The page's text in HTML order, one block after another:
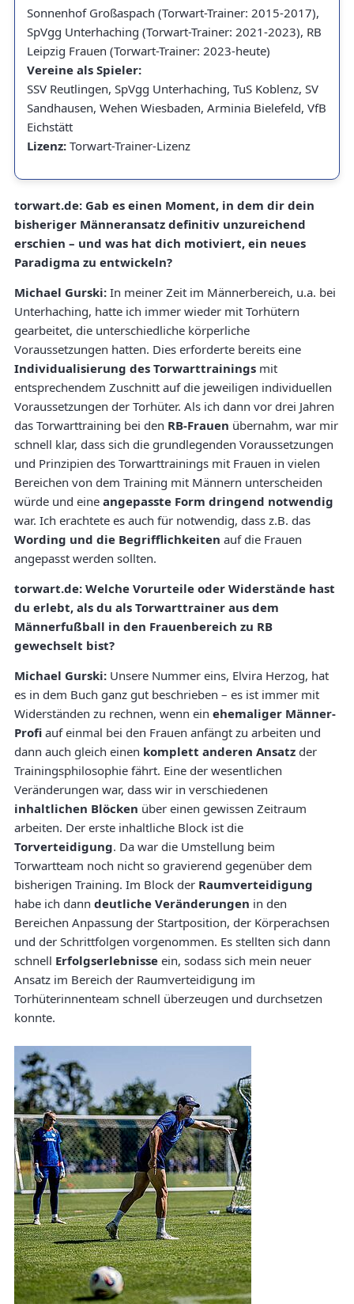
Sonnenhof Großaspach (Torwart-Trainer: 2015-2017),
SpVgg Unterhaching (Torwart-Trainer: 2021-2023), RB
Leipzig Frauen (Torwart-Trainer: 2023-heute)
Vereine als Spieler:
SSV Reutlingen, SpVgg Unterhaching, TuS Koblenz, SV
Sandhausen, Wehen Wiesbaden, Arminia Bielefeld, VfB
Eichstätt
Lizenz: Torwart-Trainer-Lizenz
torwart.de: Gab es einen Moment, in dem dir dein
bisheriger Männeransatz definitiv unzureichend
erschien – und was hat dich motiviert, ein neues
Paradigma zu entwickeln?
Michael Gurski: In meiner Zeit im Männerbereich, u.a. bei
Unterhaching, hatte ich immer wieder mit Torhütern
gearbeitet, die unterschiedliche körperliche
Voraussetzungen hatten. Dies erforderte bereits eine
Individualisierung des Torwarttrainings mit
entsprechendem Zuschnitt auf die jeweiligen individuellen
Voraussetzungen der Torhüter. Als ich dann vor drei Jahren
das Torwarttraining bei den RB-Frauen übernahm, war mir
schnell klar, dass sich die grundlegenden Voraussetzungen
und Prinzipien des Torwarttrainings mit Frauen in vielen
Bereichen von dem Training mit Männern unterscheiden
würde und eine angepasste Form dringend notwendig
war. Ich erachtete es auch für notwendig, dass z.B. das
Wording und die Begrifflichkeiten auf die Frauen
angepasst werden sollten.
torwart.de: Welche Vorurteile oder Widerstände hast
du erlebt, als du als Torwarttrainer aus dem
Männerfußball in den Frauenbereich zu RB
gewechselt bist?
Michael Gurski: Unsere Nummer eins, Elvira Herzog, hat
es in dem Buch ganz gut beschrieben – es ist immer mit
Widerständen zu rechnen, wenn ein ehemaliger Männer-
Profi auf einmal bei den Frauen anfängt zu arbeiten und
dann auch gleich einen komplett anderen Ansatz der
Trainingsphilosophie fährt. Eine der wesentlichen
Veränderungen war, dass wir in verschiedenen
inhaltlichen Blöcken über einen gewissen Zeitraum
arbeiten. Der erste inhaltliche Block ist die
Torverteidigung. Da war die Umstellung beim
Torwartteam noch nicht so gravierend gegenüber dem
bisherigen Training. Im Block der Raumverteidigung
habe ich dann deutliche Veränderungen in den
Bereichen Anpassung der Startposition, der Körperachsen
und der Schrittfolgen vorgenommen. Es stellten sich dann
schnell Erfolgserlebnisse ein, sodass sich mein neuer
Ansatz im Bereich der Raumverteidigung im
Torhüterinnenteam schnell überzeugen und durchsetzen
konnte.